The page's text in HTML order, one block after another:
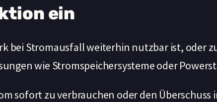
ein
bei Stromausfall weiterhin nutzbar ist, oder
wie Stromspeichersysteme oder
sofort zu verbrauchen oder den Überschuss